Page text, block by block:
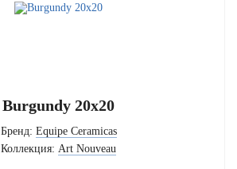
Burgundy 20x20
Бренд: Equipe Ceramicas
Коллекция: Art Nouveau